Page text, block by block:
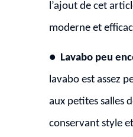
l’ajout de cet
moderne et
● Lavabo peu
lavabo est assez
aux petites salles
conservant style